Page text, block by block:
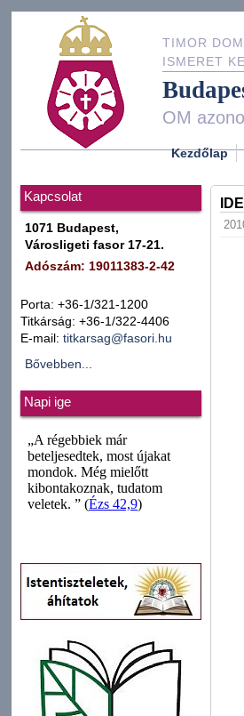
TIMOR
ISMERET
OM
Kezdőlap
Kapcsolat
1071 Budapest,
Városligeti fasor 17-21.
Adószám: 19011383-2-42
Porta: +36-1/321-1200
Titkárság: +36-1/322-4406
E-mail: titkarsag@fasori.hu
Bővebben...
Napi ige